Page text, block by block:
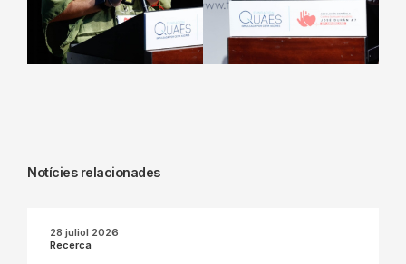
Notícies relacionades
28 juliol 2026
Recerca